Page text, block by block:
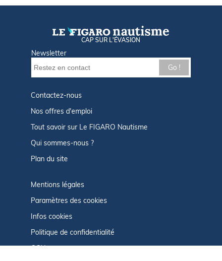
CAP SUR L'ÉVASION
Newsletter
Go !
Contactez-nous
Nos offres d'emploi
Tout savoir sur Le FIGARO Nautisme
Qui sommes-nous ?
Plan du site
Mentions légales
Paramètres des cookies
Infos cookies
Politique de confidentialité
CGU